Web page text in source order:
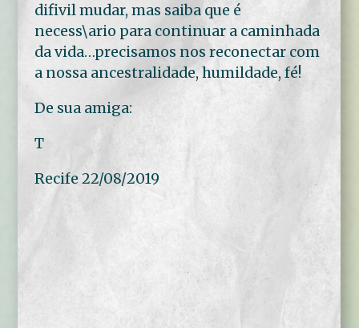
difivil mudar, mas saiba que é
necess\ario para continuar a caminhada
da vida…precisamos nos reconectar com
a nossa ancestralidade, humildade, fé!
De sua amiga:
T
Recife 22/08/2019